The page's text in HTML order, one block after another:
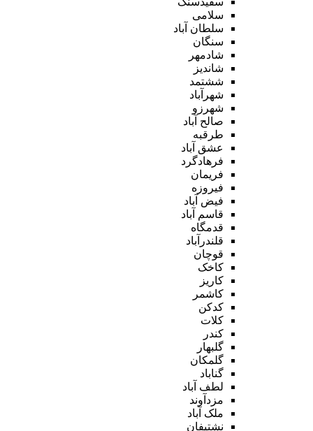
سلامی
سلطان آباد
سنگان
شادمهر
شاندیز
ششتمد
شهرآباد
شهرزو
صالح آباد
طرقبه
عشق آباد
فرهادگرد
فریمان
فیروزه
فیض آباد
قاسم آباد
قدمگاه
قلندرآباد
قوچان
کاخک
کاریز
کاشمر
کدکن
کلات
کندر
گلبهار
گلمکان
گناباد
لطف آباد
مزدآوند
ملک آباد
نشتیفان